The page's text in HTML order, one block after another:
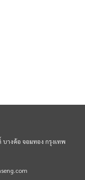
างค้อ จอมทอง กรุงเทพ